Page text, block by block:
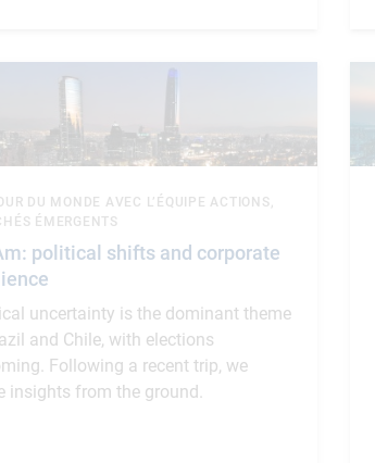
political shifts and corporate
DU MONDE AVEC L’ÉQUIPE ACTIONS,
ÉMERGENTS
uncertainty is the dominant theme
and Chile, with elections
Following a recent trip, we
insights from the ground.